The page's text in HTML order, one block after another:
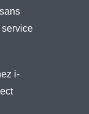
service
i-